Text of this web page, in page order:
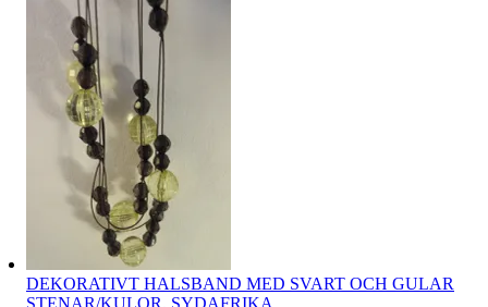
DEKORATIVT HALSBAND MED SVART OCH GULAR
STENAR/KULOR, SYDAFRIKA